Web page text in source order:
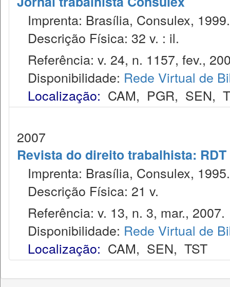
Imprenta: Brasília, Consulex, 1999.
Descrição Física: 32 v. : il.
Referência: v. 24, n. 1157, fev.,
Disponibilidade: Rede Virtual de
Localização: CAM, PGR, SEN,
2007
Revista do direito trabalhista: RDT
Imprenta: Brasília, Consulex, 1995.
Descrição Física: 21 v.
Referência: v. 13, n. 3, mar., 2007.
Disponibilidade: Rede Virtual de
Localização: CAM, SEN, TST